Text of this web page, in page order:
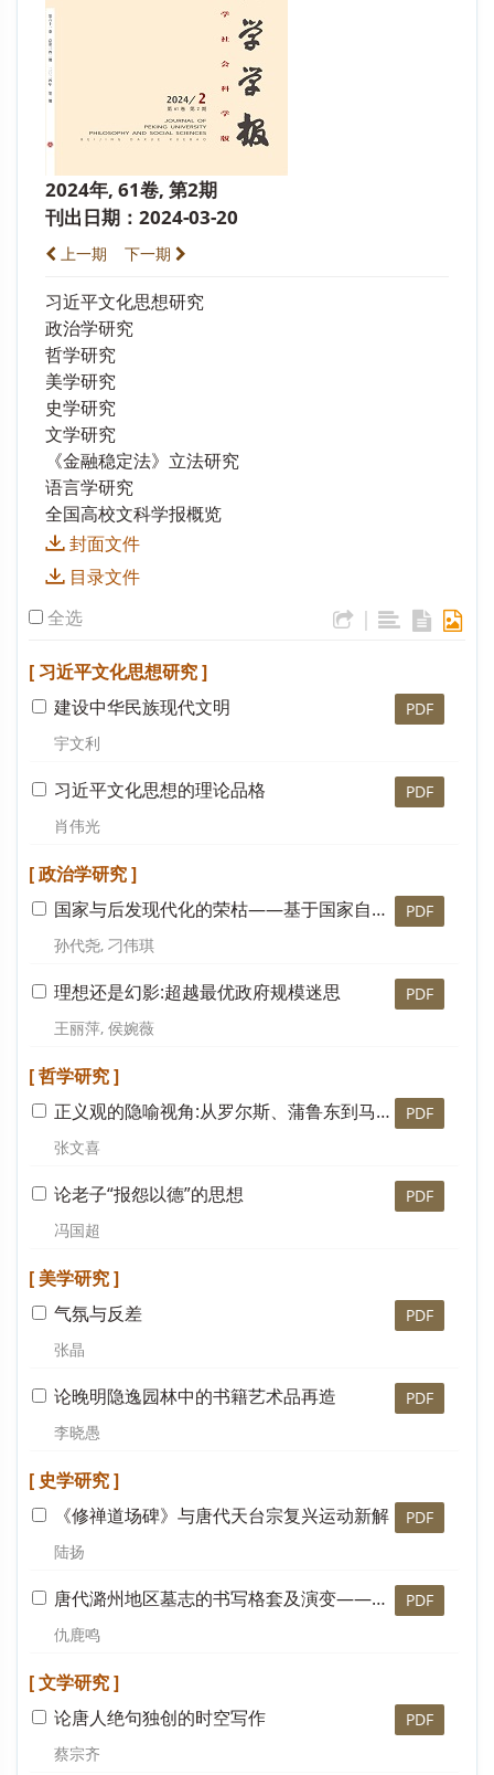
2024年, 61卷, 第2期
刊出日期：2024-03-20
上一期 下一期
习近平文化思想研究
政治学研究
哲学研究
美学研究
史学研究
文学研究
《金融稳定法》立法研究
语言学研究
全国高校文科学报概览
封面文件
目录文件
全选
|
[ 习近平文化思想研究 ]
建设中华民族现代文明
PDF
宇文利
习近平文化思想的理论品格
PDF
肖伟光
[ 政治学研究 ]
国家与后发现代化的荣枯——基于国家自主性和国家嵌入性的分析
PDF
孙代尧, 刁伟琪
理想还是幻影:超越最优政府规模迷思
PDF
王丽萍, 侯婉薇
[ 哲学研究 ]
正义观的隐喻视角:从罗尔斯、蒲鲁东到马克思
PDF
张文喜
论老子“报怨以德”的思想
PDF
冯国超
[ 美学研究 ]
气氛与反差
PDF
张晶
论晚明隐逸园林中的书籍艺术品再造
PDF
李晓愚
[ 史学研究 ]
《修禅道场碑》与唐代天台宗复兴运动新解
PDF
陆扬
唐代潞州地区墓志的书写格套及演变——兼谈作为移民史史料的误区
PDF
仇鹿鸣
[ 文学研究 ]
论唐人绝句独创的时空写作
PDF
蔡宗齐